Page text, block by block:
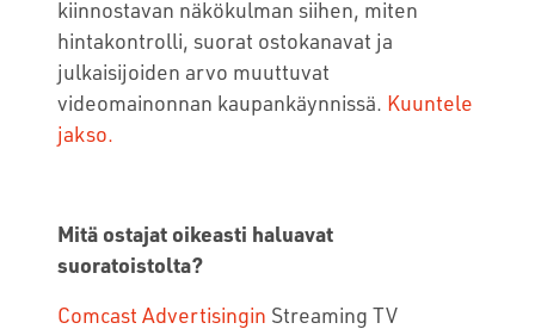
kiinnostavan näkökulman siihen, miten
hintakontrolli, suorat ostokanavat ja
julkaisijoiden arvo muuttuvat
videomainonnan kaupankäynnissä. Kuuntele
jakso.
Mitä ostajat oikeasti haluavat
suoratoistolta?
Comcast Advertisingin Streaming TV